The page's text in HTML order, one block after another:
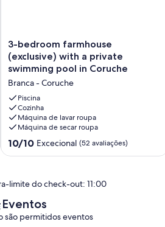
3-
bedroom
farmhouse
(exclusive)
with
a
private
swimming
pool
in
Coruche
3-bedroom farmhouse
(exclusive) with a private
swimming pool in Coruche
Branca - Coruche
Piscina
Cozinha
Máquina de lavar roupa
Máquina de secar roupa
Pontuação
de
um
de
10,
10/10 Excecional (52 avaliações)
limite do check-out: 11:00
Eventos
são permitidos eventos